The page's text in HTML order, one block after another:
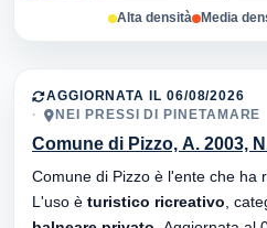
Alta densità Media
AGGIORNATA IL 06/08/2026
NEI PRESSI DI PINETAMARE
Comune di Pizzo, A. 2003,
Comune di Pizzo è l'ente che ha
L'uso è turistico ricreativo ,